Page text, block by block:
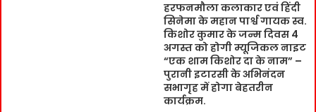
हरफनमौला कलाकार एवं हिंदी
सिनेमा के महान पार्श्व गायक स्व.
किशोर कुमार के जन्म दिवस 4
अगस्त को होगी म्यूजिकल नाइट
“एक शाम किशोर दा के नाम” –
पुरानी इटारसी के अभिनंदन
सभागृह में होगा बेहतरीन
कार्यक्रम.